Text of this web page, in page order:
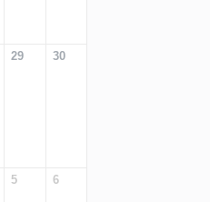
29 30
5 6